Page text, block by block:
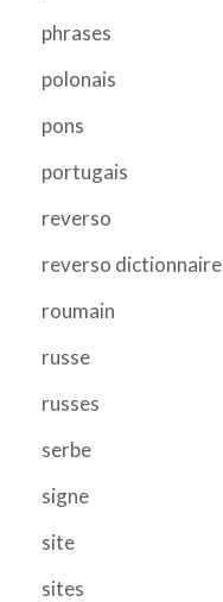
phrases
polonais
pons
portugais
reverso
reverso dictionnaire
roumain
russe
russes
serbe
signe
site
sites